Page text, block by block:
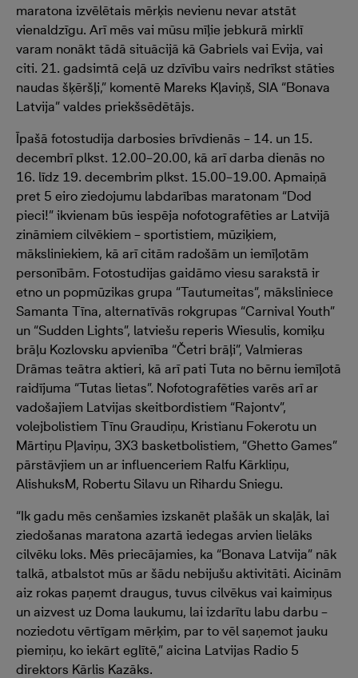
maratona izvēlētais mērķis nevienu nevar atstāt
vienaldzīgu. Arī mēs vai mūsu mīļie jebkurā mirklī
varam nonākt tādā situācijā kā Gabriels vai Evija, vai
citi. 21. gadsimtā ceļā uz dzīvību vairs nedrīkst stāties
naudas šķēršļi,” komentē Mareks Kļaviņš, SIA “Bonava
Latvija” valdes priekšsēdētājs.
Īpašā fotostudija darbosies brīvdienās – 14. un 15.
decembrī plkst. 12.00–20.00, kā arī darba dienās no
16. līdz 19. decembrim plkst. 15.00–19.00. Apmaiņā
pret 5 eiro ziedojumu labdarības maratonam “Dod
pieci!” ikvienam būs iespēja nofotografēties ar Latvijā
zināmiem cilvēkiem – sportistiem, mūziķiem,
māksliniekiem, kā arī citām radošām un iemīļotām
personībām. Fotostudijas gaidāmo viesu sarakstā ir
etno un popmūzikas grupa “Tautumeitas”, māksliniece
Samanta Tīna, alternatīvās rokgrupas “Carnival Youth”
un “Sudden Lights”, latviešu reperis Wiesulis, komiķu
brāļu Kozlovsku apvienība “Četri brāļi”, Valmieras
Drāmas teātra aktieri, kā arī pati Tuta no bērnu iemīļotā
raidījuma “Tutas lietas”. Nofotografēties varēs arī ar
vadošajiem Latvijas skeitbordistiem “Rajontv”,
volejbolistiem Tīnu Graudiņu, Kristianu Fokerotu un
Mārtiņu Pļaviņu, 3X3 basketbolistiem, “Ghetto Games”
pārstāvjiem un ar influenceriem ​Ralfu Kārkliņu,
AlishuksM, Robertu Silavu un Rihardu Sniegu.
“Ik gadu mēs cenšamies izskanēt plašāk un skaļāk, lai
ziedošanas maratona azartā iedegas arvien lielāks
cilvēku loks. Mēs priecājamies, ka “Bonava Latvija” nāk
talkā, atbalstot mūs ar šādu nebijušu aktivitāti. Aicinām
aiz rokas paņemt draugus, tuvus cilvēkus vai kaimiņus
un aizvest uz Doma laukumu, lai izdarītu labu darbu –
noziedotu vērtīgam mērķim, par to vēl saņemot jauku
piemiņu, ko iekārt eglītē,” aicina Latvijas Radio 5
direktors Kārlis Kazāks.